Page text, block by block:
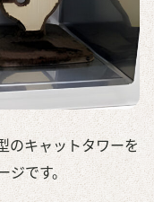
のキャットタワーを
ジです。